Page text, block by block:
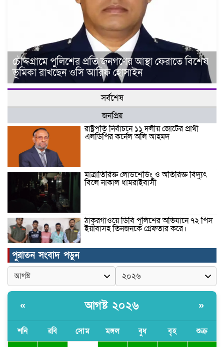
চৌদ্দগ্রামে পুলিশের প্রতি জনগণের আস্থা ফেরাতে বিশেষ
ভূমিকা রাখছেন ওসি আরিফ হোসাইন
সর্বশেষ
জনপ্রিয়
রাষ্ট্রপতি নির্বাচনে ১১ দলীয় জোটের প্রার্থী
এলডিপির কর্নেল অলি আহমদ
মাত্রাতিরিক্ত লোডশেডিং ও অতিরিক্ত বিদ্যুৎ
বিলে নাকাল ধামরাইবাসী
ঠাকুরগাঁওয়ে ডিবি পুলিশের অভিযানে ৭২ পিস
ইয়াবাসহ তিনজনকে গ্রেফতার করে।
উদ্বোধন হলো রানীশংকৈল উপজেলা মডেল
মসজিদ।
কুমিল্লা প্রেসক্লাবে তিন সাবেক সভাপতিকে
পুরাতন সংবাদ পড়ুন
« আগষ্ট ২০২৬ »
শনি রবি সোম মঙ্গল বুধ বৃহ শুক্র